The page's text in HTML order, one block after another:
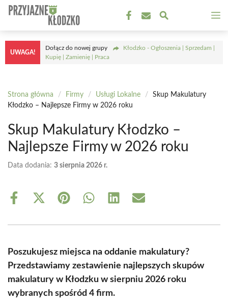
Przejdź
treści
UWAGA!
Dołącz do nowej grupy
Kłodzko - Ogłoszenia | Sprzedam |
Kupię | Zamienię | Praca
Strona główna / Firmy / Usługi Lokalne /
Skup Makulatury
Kłodzko – Najlepsze Firmy w 2026 roku
Skup Makulatury Kłodzko –
Najlepsze Firmy w 2026 roku
Data dodania: 3 sierpnia 2026 r.
Share
Share
(Twitter)
Share Share Share Share
Poszukujesz miejsca na oddanie makulatury?
Przedstawiamy zestawienie najlepszych skupów
makulatury w Kłodzku w sierpniu 2026 roku
wybranych spośród 4 firm.